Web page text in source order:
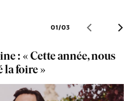
01/03
: « Cette année, nous
la foire »